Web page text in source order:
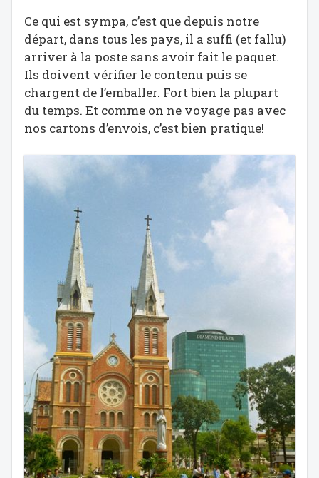
Ce qui est sympa, c’est que depuis notre
départ, dans tous les pays, il a suffi (et fallu)
arriver à la poste sans avoir fait le paquet.
Ils doivent vérifier le contenu puis se
chargent de l’emballer. Fort bien la plupart
du temps. Et comme on ne voyage pas avec
nos cartons d’envois, c’est bien pratique!